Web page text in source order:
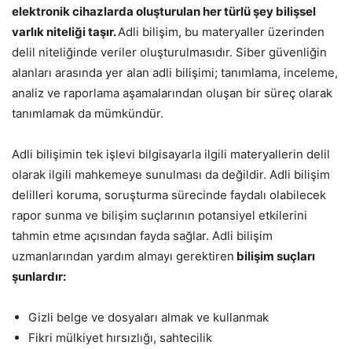
elektronik cihazlarda oluşturulan her türlü şey bilişsel
varlık niteliği taşır.Adli bilişim, bu materyaller üzerinden
delil niteliğinde veriler oluşturulmasıdır. Siber güvenliğin
alanları arasında yer alan adli bilişimi; tanımlama, inceleme,
analiz ve raporlama aşamalarından oluşan bir süreç olarak
tanımlamak da mümkündür.
Adli bilişimin tek işlevi bilgisayarla ilgili materyallerin delil
olarak ilgili mahkemeye sunulması da değildir. Adli bilişim
delilleri koruma, soruşturma sürecinde faydalı olabilecek
rapor sunma ve bilişim suçlarının potansiyel etkilerini
tahmin etme açısından fayda sağlar. Adli bilişim
uzmanlarından yardım almayı gerektiren bilişim suçları
şunlardır:
Gizli belge ve dosyaları almak ve kullanmak
Fikri mülkiyet hırsızlığı, sahtecilik